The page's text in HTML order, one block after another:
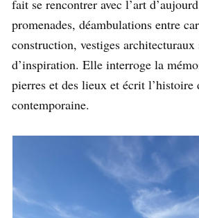
fait se rencontrer avec l’art
promenades, déambulations entre
construction, vestiges
d’inspiration. Elle interroge la
pierres et des lieux et écrit l’histoire
contemporaine.